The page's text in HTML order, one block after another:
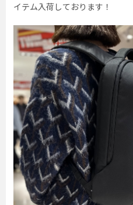
イテム入荷しております！